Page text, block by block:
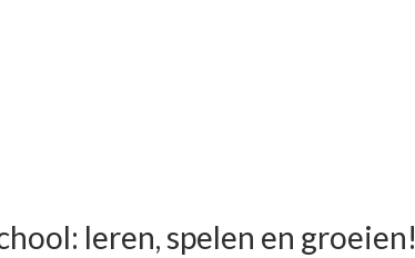
leren, spelen en groeien!